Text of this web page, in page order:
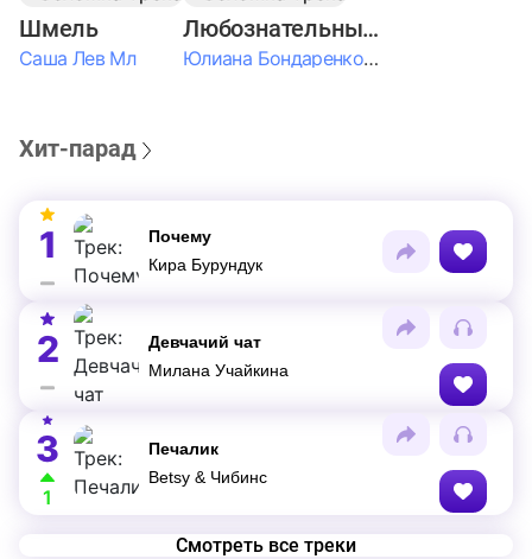
Шмель
Саша Лев Мл
Любознательные Дети
Юлиана Бондаренко & Амелия Колпакова & Егор Егоров & Валерия Шевченко & Ксюша Косичкина
Хит-парад
1
Почему
Кира Бурундук
2
Девчачий чат
Милана Учайкина
3
1
Печалик
Betsy & Чибинс
Смотреть все треки